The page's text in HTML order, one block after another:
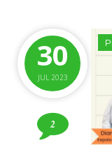
30
JUL 2023
2